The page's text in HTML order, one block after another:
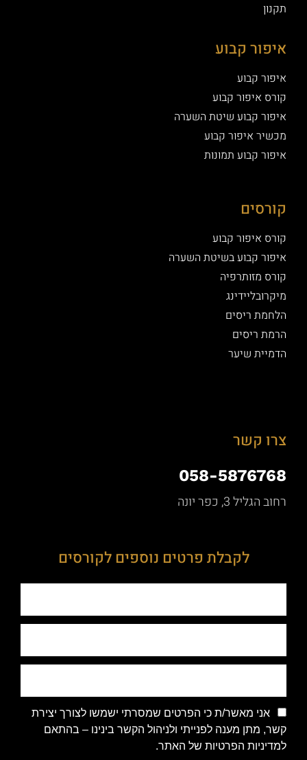
תקנון
איפור קבוע
איפור קבוע
קורס איפור קבוע
איפור קבוע שיטת השערה
מכשיר איפור קבוע
איפור קבוע תמונות
קורסים
קורס איפור קבוע
איפור קבוע בשיטת השערה
קורס מזותרפיה
מיקרובליידינג
הלחמת ריסים
הרמת ריסים
הדמיית שיער
צרו קשר
058-5876768
רחוב הגליל 3, כפר יונה
לקבלת פרטים נוספים לקורסים
אני מאשר/ת כי הפרטים שמסרתי ישמשו לצורך יצירת
קשר, מתן מענה לפנייתי ולניהול הקשר בינינו – בהתאם
למדיניות הפרטיות של האתר.